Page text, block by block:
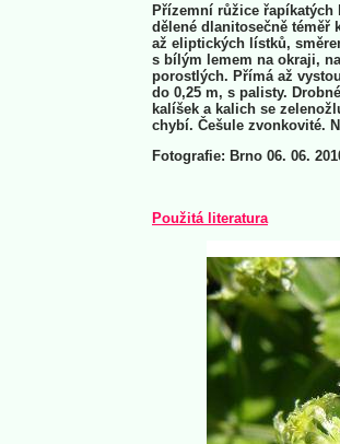
Přízemní růžice
dělené dlanitosečně téměř
až eliptických lístků,
s bílým lemem na okraji,
porostlých. Přímá až
do 0,25 m, s palisty.
kalíšek a kalich se
chybí. Češule zvonkovité.
Fotografie: Brno 06. 06.
Použitá literatura